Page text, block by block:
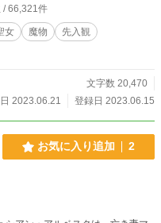
/ 66,321件
女 魔物
先入観
文字数 20,470
2023.06.21
登録日 2023.06.15
お気に入り追加 2